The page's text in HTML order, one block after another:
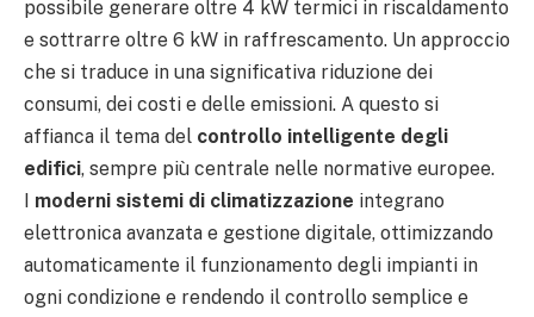
possibile generare oltre 4 kW termici in riscaldamento
e sottrarre oltre 6 kW in raffrescamento. Un approccio
che si traduce in una significativa riduzione dei
consumi, dei costi e delle emissioni. A questo si
affianca il tema del controllo intelligente degli
edifici, sempre più centrale nelle normative europee.
I moderni sistemi di climatizzazione integrano
elettronica avanzata e gestione digitale, ottimizzando
automaticamente il funzionamento degli impianti in
ogni condizione e rendendo il controllo semplice e